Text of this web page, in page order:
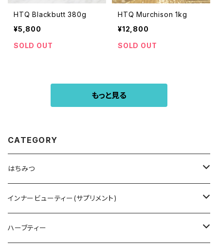
HTQ Blackbutt 380g
¥5,800
SOLD OUT
HTQ Murchison 1kg
¥12,800
SOLD OUT
もっと見る
CATEGORY
はちみつ
オーストラリア
HTQ ホリステティック
タスマニア
インナービューティー(サプリメント)
アミノトロピック コラーゲンサポート
ハーブティー